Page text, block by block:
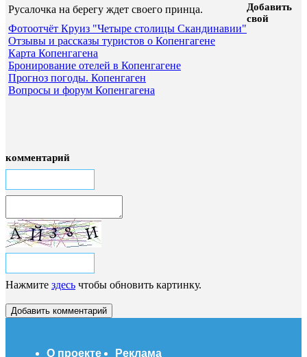
Русалочка на берегу ждет своего принца.
Фотоотчёт Круиз "Четыре столицы Скандинавии"
Отзывы и рассказы туристов о Копенгагене
Карта Копенгагена
Бронирование отелей в Копенгагене
Прогноз погоды. Копенгаген
Вопросы и форум Копенгагена
Добавить
свой
комментарий
Нажмите здесь чтобы обновить картинку.
О проекте Реклама